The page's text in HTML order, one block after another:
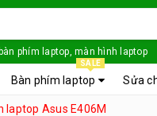
phím laptop, màn hình laptop
Bàn phím laptop
SALE
Sửa
laptop Asus E406M